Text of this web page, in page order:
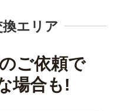
エリア
ご依頼で
場合も!